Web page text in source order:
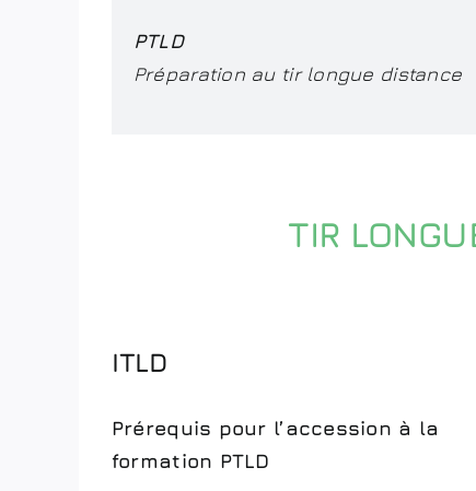
PTLD
Préparation au tir longue distance
TIR
ITLD
Prérequis pour l’accession à la
formation PTLD